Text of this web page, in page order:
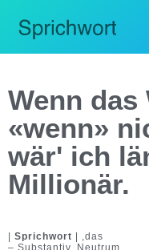
Wenn das
«wenn»
wär' ich
Millionär.
Sprichwort | ,das
– Substantiv, Neutrum